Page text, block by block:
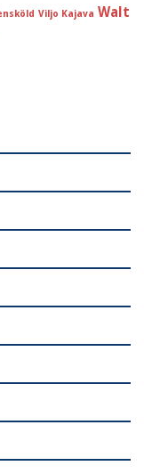
Viljo Kajava Walt